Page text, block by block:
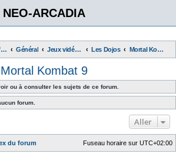
NEO-ARCADIA
Index du forum Général Jeux vidéo d'arcade Les Dojos Mortal Kombat 9
Mortal Kombat 9
ou à consulter les sujets de ce forum.
forum.
Aller
du forum Fuseau horaire sur UTC+02:00